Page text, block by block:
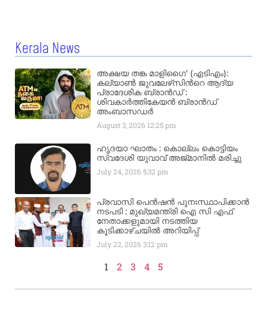
Kerala News
അക്ഷയ തങ്ക മാളിഗൈ’ (എടിഎം):
കല്യാണ്‍ ജുവലേഴ്‌സിന്‍റെ ആദ്യ
പ്രാദേശിക ബ്രാന്‍ഡ് :
ശിവകാര്‍ത്തികേയന്‍ ബ്രാന്‍ഡ്
അംബാസഡര്‍
August 3, 2026 12:25 pm
ഹൃദയാ ഘാതം : കൊല്ലം കൊട്ടിയം
സ്വദേശി യുവാവ് അജ്മാനിൽ മരിച്ചു
July 24, 20265:32 pm
പ്രവാസി പെൻഷൻ പുനഃസ്ഥാപിക്കാൻ
നടപടി : മുഖ്യമന്ത്രി ഐ സി എഫ്
നേതാക്കളുമായി നടത്തിയ
കൂടിക്കാഴ്ചയിൽ അറിയിപ്പ്
July 22, 20263:12 pm
1 2 3 4 5